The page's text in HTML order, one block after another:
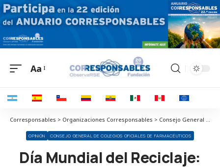
Aa
Corresponsables > Organizaciones Corresponsables > Consejo General de Colegios Oficiales de Farmacéuticos > Día Mundial del Reciclaje: hacia una economía circular en el sector farmacéutico
OPINIÓN CONSEJO GENERAL DE COLEGIOS OFICIALES DE FARMACÉUTICOS
Día Mundial del Reciclaje: